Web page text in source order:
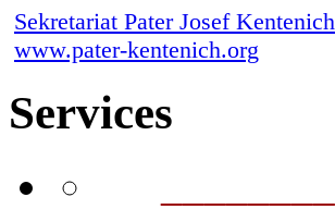
Sekretariat Pater Josef Kentenich
www.pater-kentenich.org
Services